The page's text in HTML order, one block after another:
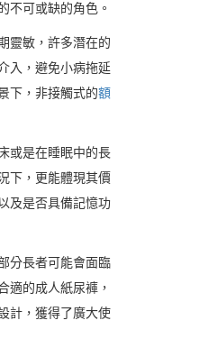
不可或缺的角色。
靈敏，許多潛在的
入，避免小病拖延
下，非接觸式的額
或是在睡眠中的長
下，更能體現其價
及是否具備記憶功
分長者可能會面臨
適的成人紙尿褲，
計，獲得了廣大使